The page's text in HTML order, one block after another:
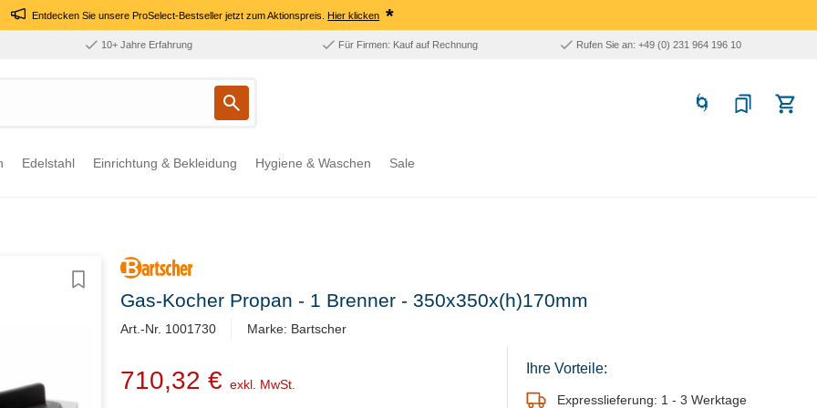
Entdecken Sie unsere ProSelect-Bestseller jetzt zum Aktionspreis.Hier klicken *
10+ Jahre Erfahrung Für Firmen: Kauf auf Rechnung Rufen Sie an: +49 (0) 231 964 196 10
Edelstahl Einrichtung & Bekleidung Hygiene & Waschen Sale
Gas-Kocher Propan - 1 Brenner - 350x350x(h)170mm
Art.-Nr. 1001730 Marke: Bartscher
710,32 € exkl. MwSt.
Ihre Vorteile:
Expresslieferung: 1 - 3 Werktage